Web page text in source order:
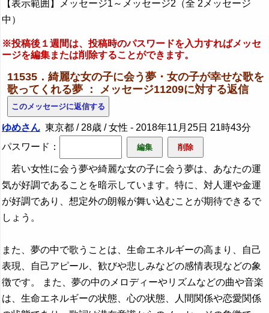
【表示範囲】メッセージ1～メッセージ2（全 2メッセージ
中）
※投稿後１週間は、投稿時のパスワードを入力すればメッセ
ージを編集または削除することができます。
11535．綺麗な女の子に会う夢・女の子が幸せな歌を
歌ってくれる夢 ： メッセージ11209に対する返信
ゆめさん 東京都 / 28歳 / 女性 - 2018年11月25日 21時43分
パスワード：
若い女性に会う夢や綺麗な女の子に会う夢は、あなたの運
気が好調であることを暗示しています。特に、対人運や金運
が好調であり、想定外の朗報が舞い込むことが期待できるで
しょう。
また、夢の中で歌うことは、生命エネルギーの高まり、自己
表現、自己アピール、歓びや悲しみなどの感情表現などの象
徴です。 また、夢の中のメロディーやリズムなどの曲や音楽
は、生命エネルギーの状態、心の状態、人間関係や恋愛関係